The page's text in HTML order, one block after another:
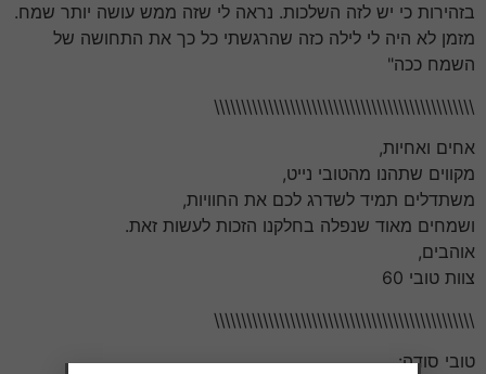
בזהירות כי יש לזה השלכות. נראה לי שזה ממש עושה יותר שמח.
מזמן לא היה לי לילה כזה שהרגשתי כל כך את התחושה של
השמח ככה"
\\\\\\\\\\\\\\\\\\\\\\\\\\\\\\\\\\\\\\\\\\\\\\\\
אחים ואחיות,
מקווים שתהנו מהטובי נייט,
משתדלים תמיד לשדרג לכם את החוויות,
ושמחים מאוד שנפלה בחלקנו הזכות לעשות זאת.
אוהבים,
צוות טובי 60
\\\\\\\\\\\\\\\\\\\\\\\\\\\\\\\\\\\\\\\\\\\\\\\\
טובי סודה: